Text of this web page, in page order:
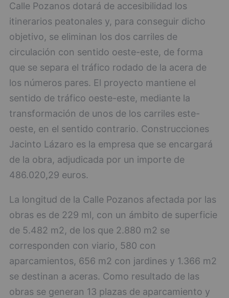
Calle Pozanos dotará de accesibilidad los
itinerarios peatonales y, para conseguir dicho
objetivo, se eliminan los dos carriles de
circulación con sentido oeste-este, de forma
que se separa el tráfico rodado de la acera de
los números pares. El proyecto mantiene el
sentido de tráfico oeste-este, mediante la
transformación de unos de los carriles este-
oeste, en el sentido contrario. Construcciones
Jacinto Lázaro es la empresa que se encargará
de la obra, adjudicada por un importe de
486.020,29 euros.
La longitud de la Calle Pozanos afectada por las
obras es de 229 ml, con un ámbito de superficie
de 5.482 m2, de los que 2.880 m2 se
corresponden con viario, 580 con
aparcamientos, 656 m2 con jardines y 1.366 m2
se destinan a aceras. Como resultado de las
obras se generan 13 plazas de aparcamiento y